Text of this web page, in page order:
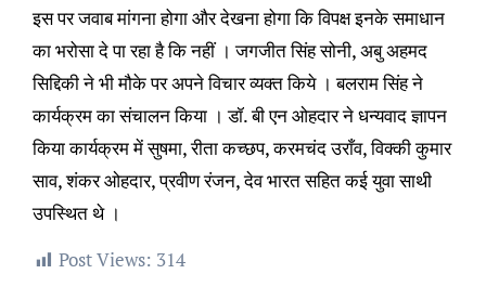
इस पर जवाब मांगना होगा और देखना होगा कि विपक्ष इनके समाधान
का भरोसा दे पा रहा है कि नहीं । जगजीत सिंह सोनी, अबु अहमद
सिद्दिकी ने भी मौके पर अपने विचार व्यक्त किये । बलराम सिंह ने
कार्यक्रम का संचालन किया । डॉ. बी एन ओहदार ने धन्यवाद ज्ञापन
किया कार्यक्रम में सुषमा, रीता कच्छप, करमचंद उराँव, विक्की कुमार
साव, शंकर ओहदार, प्रवीण रंजन, देव भारत सहित कई युवा साथी
उपस्थित थे ।
Post Views: 314